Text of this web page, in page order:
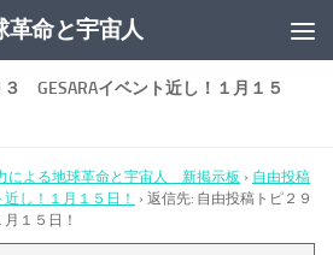
革命と宇宙人
GESARAイベント近し！１月１５
による地球革命と宇宙人 新掲示板 › 自由投稿
し！１月１５日！
› 返信先: 自由投稿トピ２９
１５日！